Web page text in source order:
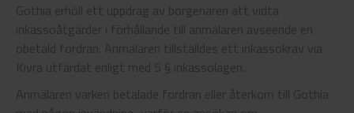
Gothia erhöll ett uppdrag av borgenären att vidta
inkassoåtgärder i förhållande till anmälaren avseende en
obetald fordran. Anmälaren tillställdes ett inkassokrav via
Kivra utfärdat enligt med 5 § inkassolagen.
Anmälaren varken betalade fordran eller återkom till Gothia